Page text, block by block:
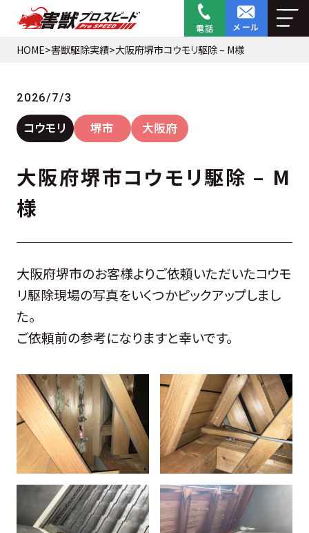
電話 メール
HOME>害獣駆除実績>大阪府堺市コウモリ駆除 – M様
2026/7/3
コウモリ 堺市 大阪府
大阪府堺市コウモリ駆除 – M
様
大阪府堺市のお客様よりご依頼いただいたコウモ
リ駆除現場の写真をいくつかピックアップしまし
た。
ご依頼前の参考になりますと幸いです。